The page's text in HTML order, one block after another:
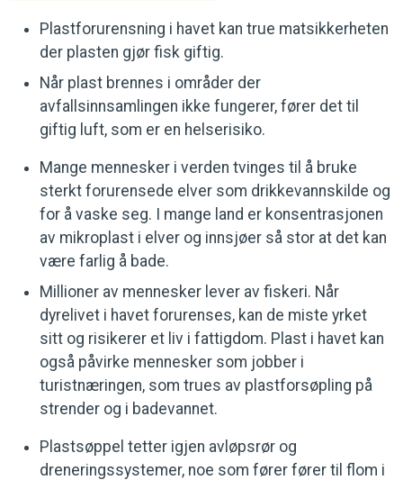
Plastforurensning i havet kan true matsikkerheten
der plasten gjør fisk giftig.
Når plast brennes i områder der
avfallsinnsamlingen ikke fungerer, fører det til
giftig luft, som er en helserisiko.
Mange mennesker i verden tvinges til å bruke
sterkt forurensede elver som drikkevannskilde og
for å vaske seg. I mange land er konsentrasjonen
av mikroplast i elver og innsjøer så stor at det kan
være farlig å bade.
Millioner av mennesker lever av fiskeri. Når
dyrelivet i havet forurenses, kan de miste yrket
sitt og risikerer et liv i fattigdom. Plast i havet kan
også påvirke mennesker som jobber i
turistnæringen, som trues av plastforsøpling på
strender og i badevannet.
Plastsøppel tetter igjen avløpsrør og
dreneringssystemer, noe som fører fører til flom i